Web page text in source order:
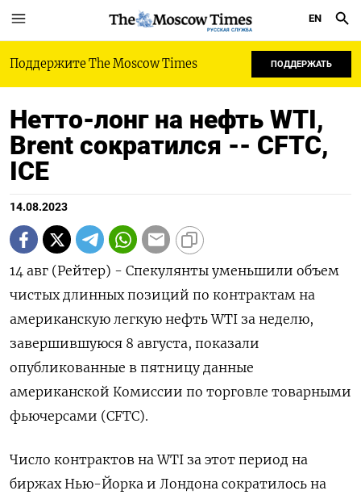
РУССКАЯ СЛУЖБА
EN
Поддержите The Moscow Times ПОДДЕРЖАТЬ
Нетто-лонг на нефть WTI,
Brent сократился -- CFTC,
ICE
14.08.2023
14 авг (Рейтер) - Спекулянты уменьшили объем
чистых длинных позиций по контрактам на
американскую легкую нефть WTI за неделю,
завершившуюся 8 августа, показали
опубликованные в пятницу данные
американской Комиссии по торговле товарными
фьючерсами (CFTC).
Число контрактов на WTI за этот период на
биржах Нью-Йорка и Лондона сократилось на